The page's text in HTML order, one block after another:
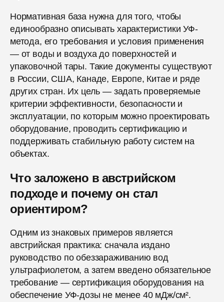
Нормативная база нужна для того, чтобы
единообразно описывать характеристики УФ-
метода, его требования и условия применения
— от воды и воздуха до поверхностей и
упаковочной тары. Такие документы существуют
в России, США, Канаде, Европе, Китае и ряде
других стран. Их цель — задать проверяемые
критерии эффективности, безопасности и
эксплуатации, по которым можно проектировать
оборудование, проводить сертификацию и
поддерживать стабильную работу систем на
объектах.
Что заложено в австрийском
подходе и почему он стал
ориентиром?
Одним из знаковых примеров является
австрийская практика: сначала издано
руководство по обеззараживанию вод
ультрафиолетом, а затем введено обязательное
требование — сертификация оборудования на
обеспечение УФ-дозы не менее 40 мДж/см².